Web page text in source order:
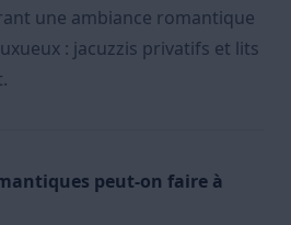
une ambiance romantique
: jacuzzis privatifs et lits
peut-on faire à